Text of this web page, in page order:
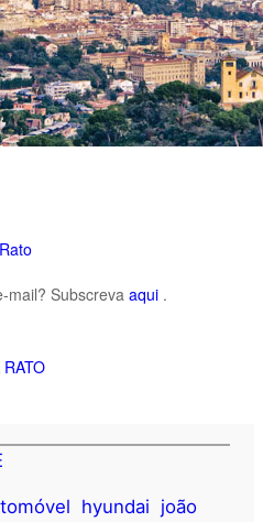
mail? Subscreva aqui .
hyundai joão